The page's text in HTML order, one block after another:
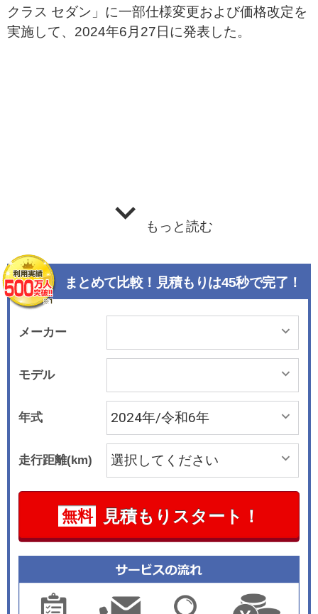
クラス セダン」に一部仕様変更および価格改定を
実施して、2024年6月27日に発表した。
もっと読む
まとめて比較！見積もりは45秒で完了！
メーカー
モデル
年式
走行距離(km)
無料 見積もりスタート！